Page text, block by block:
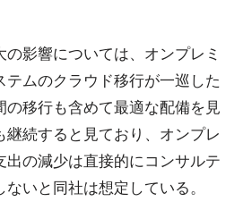
影響については、オンプレミ
テムのクラウド移行が一巡した
の移行も含めて最適な配備を見
継続すると見ており、オンプレ
出の減少は直接的にコンサルテ
いと同社は想定している。